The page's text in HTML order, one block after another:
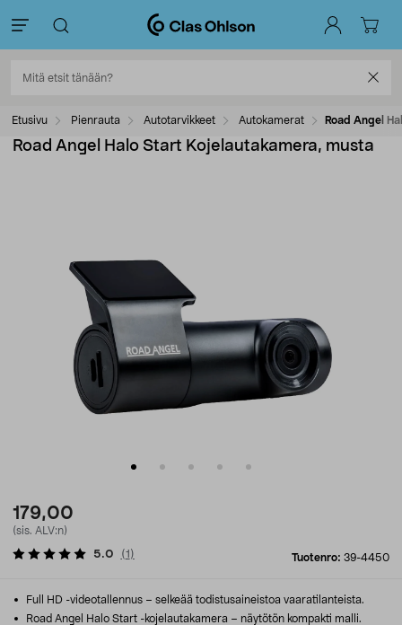
Etusivu Pienrauta Autotarvikkeet Autokamerat Road Angel
Road Angel Halo Start Kojelautakamera, musta
179,00
(sis. ALV:n)
Tuotenro: 39-4450
5.0 (1 )
Full HD -videotallennus – selkeää todistusaineistoa vaaratilanteista.
Road Angel Halo Start -kojelautakamera – näytötön kompakti malli.